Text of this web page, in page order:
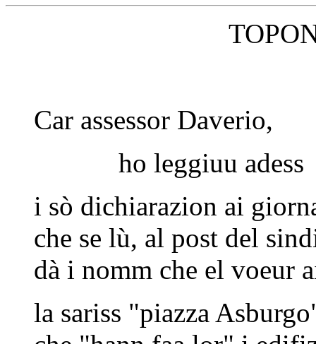
Car assessor Daverio,
ho leggiuu adess
i sò dichiarazion ai
che se lù, al post del
dà i nomm che el voeur
la sariss "piazza